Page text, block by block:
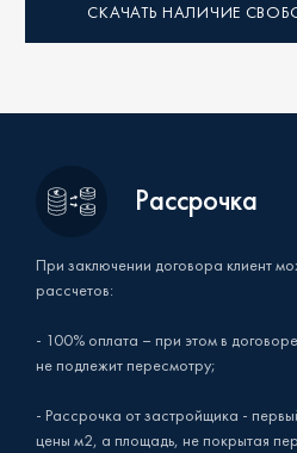
СКАЧАТЬ НАЛИЧИЕ
Рассрочка
При заключении договора клиент
рассчетов:
- 100% оплата – при этом в
не подлежит пересмотру;
- Рассрочка от застройщика -
цены м2, а площадь, не покрытая